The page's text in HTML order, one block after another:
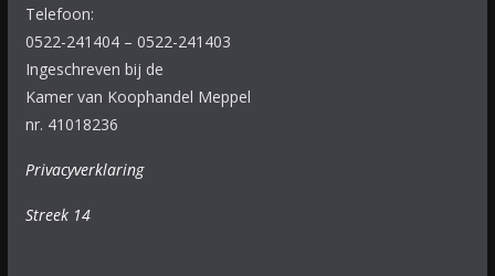
Telefoon:
0522-241404 – 0522-241403
Ingeschreven bij de
Kamer van Koophandel Meppel
nr. 41018236
Privacyverklaring
Streek 14